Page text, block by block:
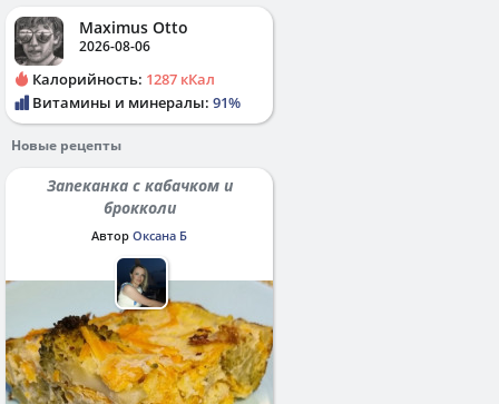
Maximus Otto
2026-08-06
Калорийность: 1287 кКал
Витамины и минералы: 91%
Новые рецепты
Запеканка с кабачком и
брокколи
Автор Оксана Б